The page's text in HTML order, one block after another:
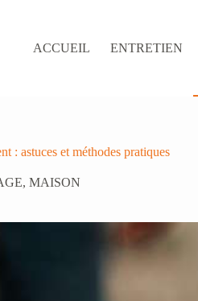
ACCUEIL
ENTRETIEN
: astuces et méthodes pratiques
, MAISON